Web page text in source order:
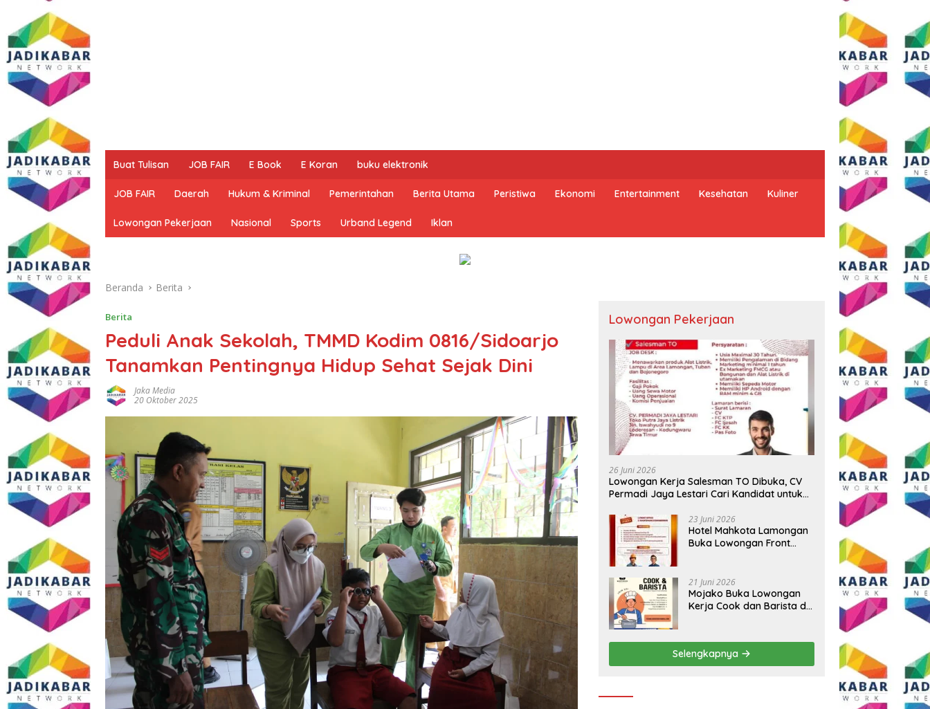
Buat Tulisan JOB FAIR E Book E Koran buku elektronik
JOB FAIR Daerah Hukum & Kriminal Pemerintahan Berita Utama Peristiwa Ekonomi Entertainment Kesehatan Kuliner
Lowongan Pekerjaan Nasional Sports Urband Legend Iklan
Beranda Berita
Berita
Peduli Anak Sekolah, TMMD Kodim 0816/Sidoarjo
Tanamkan Pentingnya Hidup Sehat Sejak Dini
Jaka Media
20 Oktober 2025
Lowongan Pekerjaan
26 Juni 2026
Lowongan Kerja Salesman TO Dibuka, CV
Permadi Jaya Lestari Cari Kandidat untuk
23 Juni 2026
Hotel Mahkota Lamongan
Buka Lowongan Front
Syaratnya
21 Juni 2026
Mojako Buka Lowongan
Kerja Cook dan Barista di
Selengkapnya